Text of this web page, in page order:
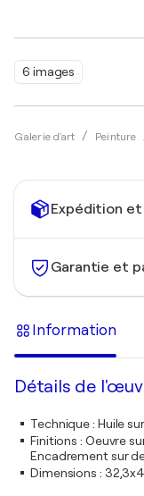
6 images
Galerie d'art Peinture
Expédition
Garantie et
Information
Détails de
Technique: Huile
Finitions : Oeuvre
Encadrement sur
Dimensions :